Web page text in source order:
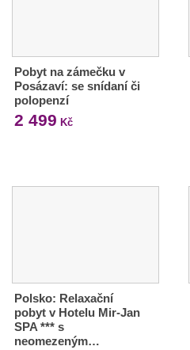
Pobyt na zámečku v
Posázaví: se snídaní či
polopenzí
2 499 Kč
Polsko: Relaxační
pobyt v Hotelu Mir-Jan
SPA *** s
neomezeným…